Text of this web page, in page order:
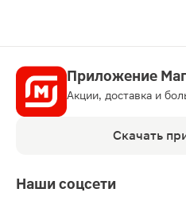
Приложение
Акции, доставка и
Скачать
Наши соцсети